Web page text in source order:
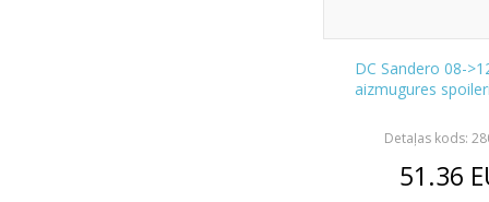
DC Sandero 08-
aizmugures
Detaļas kods:
51.36